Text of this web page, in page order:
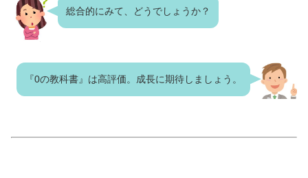
総合的にみて、どうでしょうか？
『0の教科書』は高評価。成長に期待しましょう。